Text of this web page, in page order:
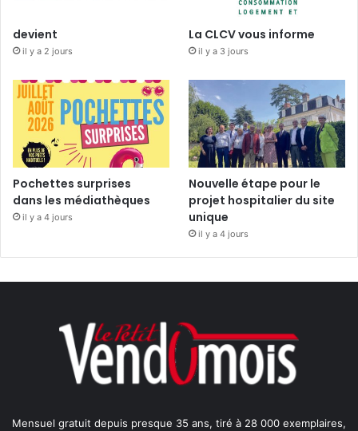
devient
il y a 2 jours
La CLCV vous informe
il y a 3 jours
Pochettes surprises
dans les médiathèques
il y a 4 jours
Nouvelle étape pour le
projet hospitalier du site
unique
il y a 4 jours
Mensuel gratuit depuis presque 35 ans, tiré à 28 000 exemplaires,